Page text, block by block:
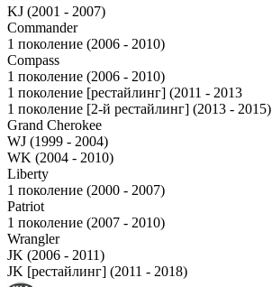
KJ (2001 - 2007)
Commander
1 поколение (2006 - 2010)
Compass
1 поколение (2006 - 2010)
1 поколение [рестайлинг] (2011 - 2013
1 поколение [2-й рестайлинг] (2013 - 2015)
Grand Cherokee
WJ (1999 - 2004)
WK (2004 - 2010)
Liberty
1 поколение (2000 - 2007)
Patriot
1 поколение (2007 - 2010)
Wrangler
JK (2006 - 2011)
JK [рестайлинг] (2011 - 2018)